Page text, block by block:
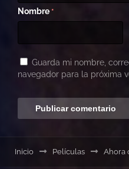
Nombre *
Guarda mi nombre,
navegador para la próxima
Inicio Películas Ahora